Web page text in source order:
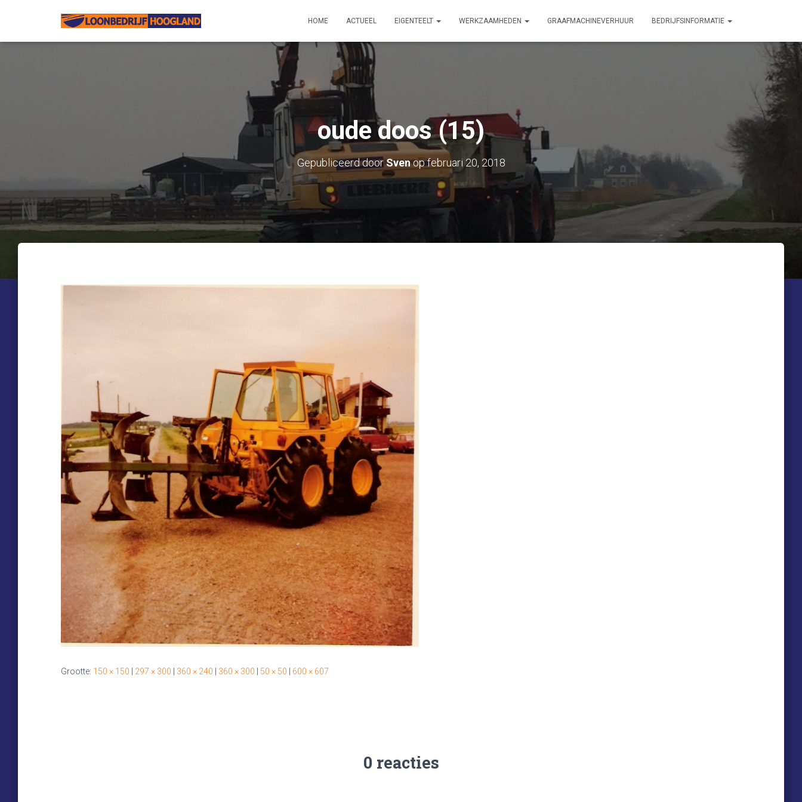
HOME ACTUEEL EIGENTEELT WERKZAAMHEDEN GRAAFMACHINEVERHUUR BEDRIJFSINFORMATIE
oude doos (15)
Gepubliceerd doorSvenopfebruari 20, 2018
Grootte: 150 × 150 297 × 300 360 × 240 360 × 300 50 × 50 600 × 607
0 reacties